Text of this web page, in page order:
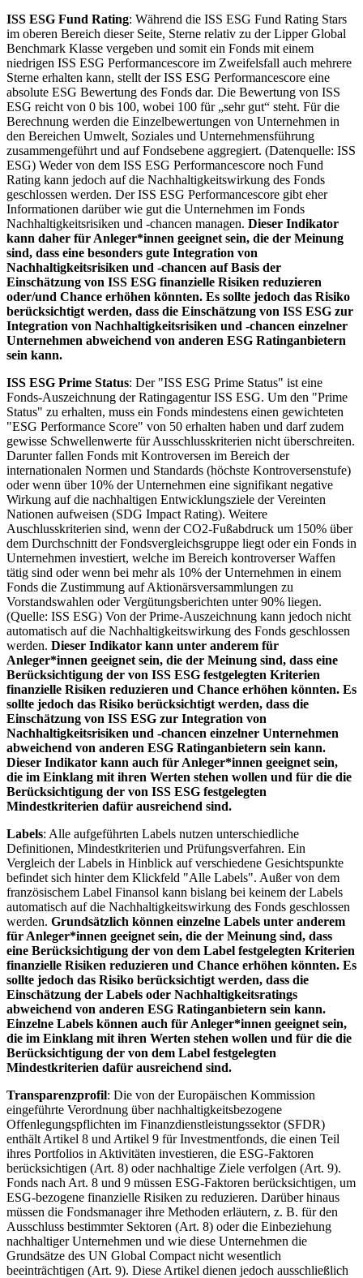
ISS ESG Fund Rating: Während die ISS ESG Fund Rating Stars
im oberen Bereich dieser Seite, Sterne relativ zu der Lipper Global
Benchmark Klasse vergeben und somit ein Fonds mit einem
niedrigen ISS ESG Performancescore im Zweifelsfall auch mehrere
Sterne erhalten kann, stellt der ISS ESG Performancescore eine
absolute ESG Bewertung des Fonds dar. Die Bewertung von ISS
ESG reicht von 0 bis 100, wobei 100 für „sehr gut“ steht. Für die
Berechnung werden die Einzelbewertungen von Unternehmen in
den Bereichen Umwelt, Soziales und Unternehmensführung
zusammengeführt und auf Fondsebene aggregiert. (Datenquelle: ISS
ESG) Weder von dem ISS ESG Performancescore noch Fund
Rating kann jedoch auf die Nachhaltigkeitswirkung des Fonds
geschlossen werden. Der ISS ESG Performancescore gibt eher
Informationen darüber wie gut die Unternehmen im Fonds
Nachhaltigkeitsrisiken und -chancen managen. Dieser Indikator
kann daher für Anleger*innen geeignet sein, die der Meinung
sind, dass eine besonders gute Integration von
Nachhaltigkeitsrisiken und -chancen auf Basis der
Einschätzung von ISS ESG finanzielle Risiken reduzieren
oder/und Chance erhöhen könnten. Es sollte jedoch das Risiko
berücksichtigt werden, dass die Einschätzung von ISS ESG zur
Integration von Nachhaltigkeitsrisiken und -chancen einzelner
Unternehmen abweichend von anderen ESG Ratinganbietern
sein kann.
ISS ESG Prime Status: Der "ISS ESG Prime Status" ist eine
Fonds-Auszeichnung der Ratingagentur ISS ESG. Um den "Prime
Status" zu erhalten, muss ein Fonds mindestens einen gewichteten
"ESG Performance Score" von 50 erhalten haben und darf zudem
gewisse Schwellenwerte für Ausschlusskriterien nicht überschreiten.
Darunter fallen Fonds mit Kontroversen im Bereich der
internationalen Normen und Standards (höchste Kontroversenstufe)
oder wenn über 10% der Unternehmen eine signifikant negative
Wirkung auf die nachhaltigen Entwicklungsziele der Vereinten
Nationen aufweisen (SDG Impact Rating). Weitere
Auschlusskriterien sind, wenn der CO2-Fußabdruck um 150% über
dem Durchschnitt der Fondsvergleichsgruppe liegt oder ein Fonds in
Unternehmen investiert, welche im Bereich kontroverser Waffen
tätig sind oder wenn bei mehr als 10% der Unternehmen in einem
Fonds die Zustimmung auf Aktionärsversammlungen zu
Vorstandswahlen oder Vergütungsberichten unter 90% liegen.
(Quelle: ISS ESG) Von der Prime-Auszeichnung kann jedoch nicht
automatisch auf die Nachhaltigkeitswirkung des Fonds geschlossen
werden. Dieser Indikator kann unter anderem für
Anleger*innen geeignet sein, die der Meinung sind, dass eine
Berücksichtigung der von ISS ESG festgelegten Kriterien
finanzielle Risiken reduzieren und Chance erhöhen könnten. Es
sollte jedoch das Risiko berücksichtigt werden, dass die
Einschätzung von ISS ESG zur Integration von
Nachhaltigkeitsrisiken und -chancen einzelner Unternehmen
abweichend von anderen ESG Ratinganbietern sein kann.
Dieser Indikator kann auch für Anleger*innen geeignet sein,
die im Einklang mit ihren Werten stehen wollen und für die die
Berücksichtigung der von ISS ESG festgelegten
Mindestkriterien dafür ausreichend sind.
Labels: Alle aufgeführten Labels nutzen unterschiedliche
Definitionen, Mindestkriterien und Prüfungsverfahren. Ein
Vergleich der Labels in Hinblick auf verschiedene Gesichtspunkte
befindet sich hinter dem Klickfeld "Alle Labels". Außer von dem
französischem Label Finansol kann bislang bei keinem der Labels
automatisch auf die Nachhaltigkeitswirkung des Fonds geschlossen
werden. Grundsätzlich können einzelne Labels unter anderem
für Anleger*innen geeignet sein, die der Meinung sind, dass
eine Berücksichtigung der von dem Label festgelegten Kriterien
finanzielle Risiken reduzieren und Chance erhöhen könnten. Es
sollte jedoch das Risiko berücksichtigt werden, dass die
Einschätzung der Labels oder Nachhaltigkeitsratings
abweichend von anderen ESG Ratinganbietern sein kann.
Einzelne Labels können auch für Anleger*innen geeignet sein,
die im Einklang mit ihren Werten stehen wollen und für die die
Berücksichtigung der von dem Label festgelegten
Mindestkriterien dafür ausreichend sind.
Transparenzprofil: Die von der Europäischen Kommission
eingeführte Verordnung über nachhaltigkeitsbezogene
Offenlegungspflichten im Finanzdienstleistungssektor (SFDR)
enthält Artikel 8 und Artikel 9 für Investmentfonds, die einen Teil
ihres Portfolios in Aktivitäten investieren, die ESG-Faktoren
berücksichtigen (Art. 8) oder nachhaltige Ziele verfolgen (Art. 9).
Fonds nach Art. 8 und 9 müssen ESG-Faktoren berücksichtigen, um
ESG-bezogene finanzielle Risiken zu reduzieren. Darüber hinaus
müssen die Fondsmanager ihre Methoden erläutern, z. B. für den
Ausschluss bestimmter Sektoren (Art. 8) oder die Einbeziehung
nachhaltiger Unternehmen und wie diese Unternehmen die
Grundsätze des UN Global Compact nicht wesentlich
beeinträchtigen (Art. 9). Diese Artikel dienen jedoch ausschließlich